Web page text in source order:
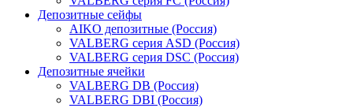
Депозитные сейфы
AIKO депозитные (Россия)
VALBERG серия ASD (Россия)
VALBERG серия DSC (Россия)
Депозитные ячейки
VALBERG DB (Россия)
VALBERG DBI (Россия)